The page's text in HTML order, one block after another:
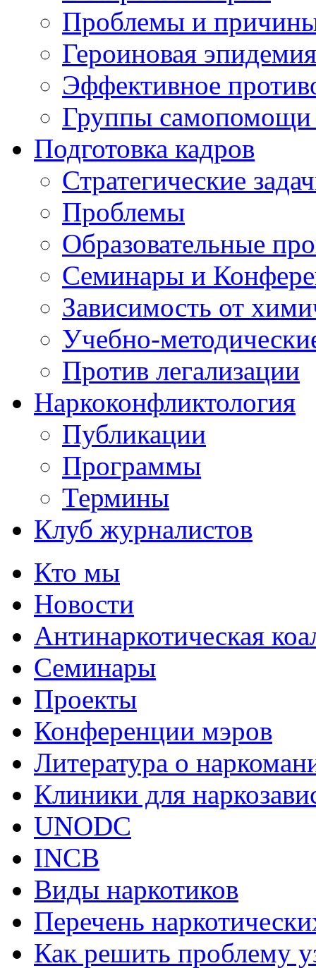
Проблемы и
Героиновая эпидемия
Эффективное
Группы самопомощи
Подготовка кадров
Стратегические
Проблемы
Образовательные
Семинары и
Зависимость от
Учебно-
Против легализации
Наркоконфликтология
Публикации
Программы
Термины
Клуб журналистов
Кто мы
Новости
Антинаркотическая
Семинары
Проекты
Конференции мэров
Литература о
Клиники для
UNODC
INCB
Виды наркотиков
Перечень
Как решить проблему